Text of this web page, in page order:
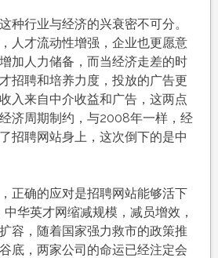
种行业与经济的兴衰密不可分。
人才流动性增强，企业也更愿意
加人力储备，而当经济走差的时
招聘和培养力度，投放的广告更
入来自中介收益和广告，这两点
济周期制约，与2008年一样，经
招聘网站身上，这次倒下的是中
正确的应对是招聘网站能够活下
华英才网缩减规模，减员增效，
容，随着国家强力救市的政策推
底，两家公司的命运已经注定会